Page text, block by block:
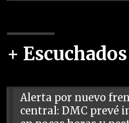
+ Escuchados
Alerta por nuevo
central: DMC prevé